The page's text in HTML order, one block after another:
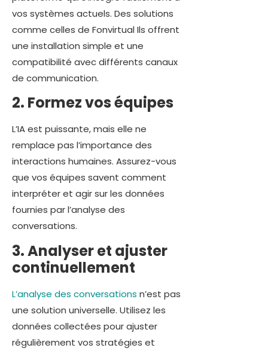
vos systèmes actuels. Des solutions
comme celles de Fonvirtual Ils offrent
une installation simple et une
compatibilité avec différents canaux
de communication.
2. Formez vos équipes
L’IA est puissante, mais elle ne
remplace pas l’importance des
interactions humaines. Assurez-vous
que vos équipes savent comment
interpréter et agir sur les données
fournies par l’analyse des
conversations.
3. Analyser et ajuster
continuellement
L’analyse des conversations n’est pas
une solution universelle. Utilisez les
données collectées pour ajuster
régulièrement vos stratégies et